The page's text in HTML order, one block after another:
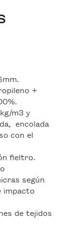
+
m3 y
encolada
con el
fieltro.
según
impacto
de tejidos